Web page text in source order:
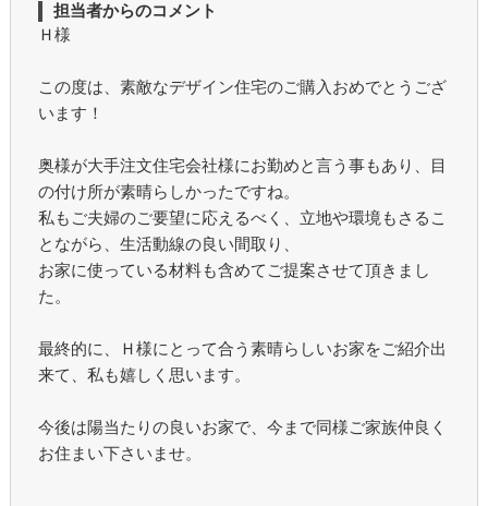
担当者からのコメント
Ｈ様
この度は、素敵なデザイン住宅のご購入おめでとうござ
います！
奥様が大手注文住宅会社様にお勤めと言う事もあり、目
の付け所が素晴らしかったですね。
私もご夫婦のご要望に応えるべく、立地や環境もさるこ
とながら、生活動線の良い間取り、
お家に使っている材料も含めてご提案させて頂きまし
た。
最終的に、Ｈ様にとって合う素晴らしいお家をご紹介出
来て、私も嬉しく思います。
今後は陽当たりの良いお家で、今まで同様ご家族仲良く
お住まい下さいませ。